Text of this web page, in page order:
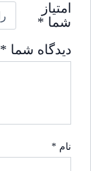
امتیاز
شما *
دیدگاه شما *
نام *